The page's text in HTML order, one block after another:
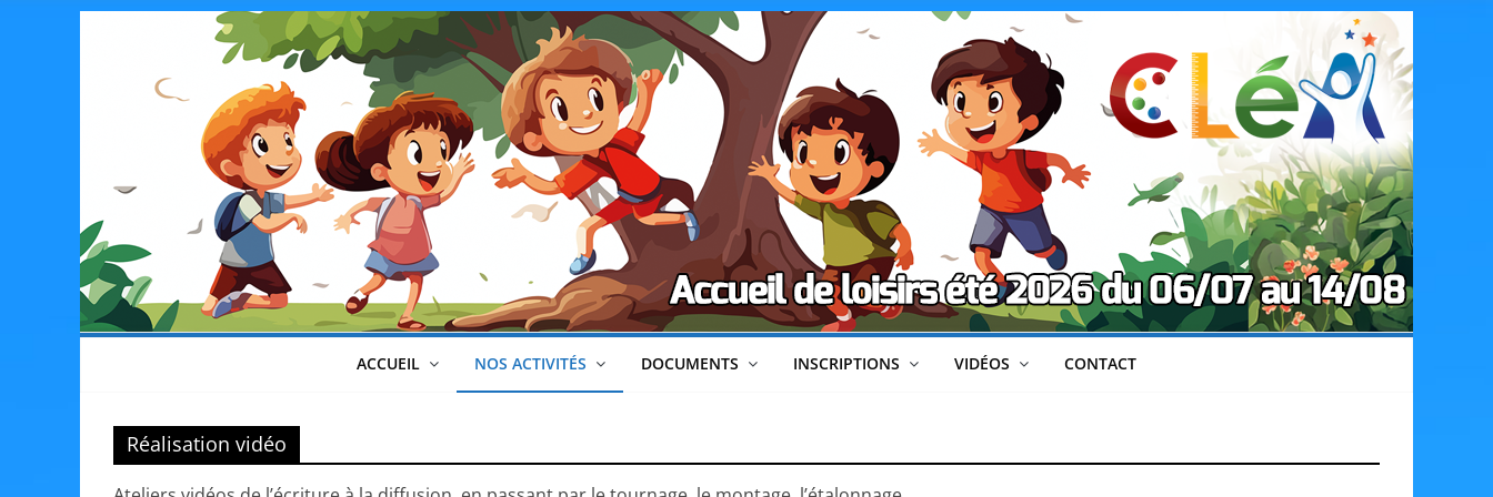
CLéA
–
Collectif
pour
les
Loisirs,
ACCUEIL NOS ACTIVITÉS DOCUMENTS INSCRIPTIONS VIDÉOS CONTACT
Réalisation vidéo